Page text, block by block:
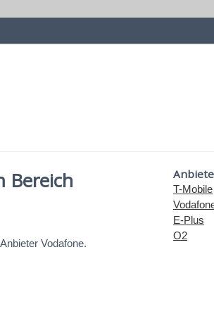
Bereich
Vodafone.
T-Mobile
E-Plus
O2